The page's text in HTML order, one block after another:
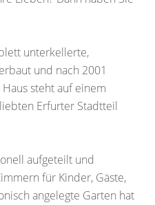
unterkellerte,
und nach 2001
steht auf einem
Erfurter Stadtteil
aufgeteilt und
für Kinder, Gäste,
angelegte Garten hat